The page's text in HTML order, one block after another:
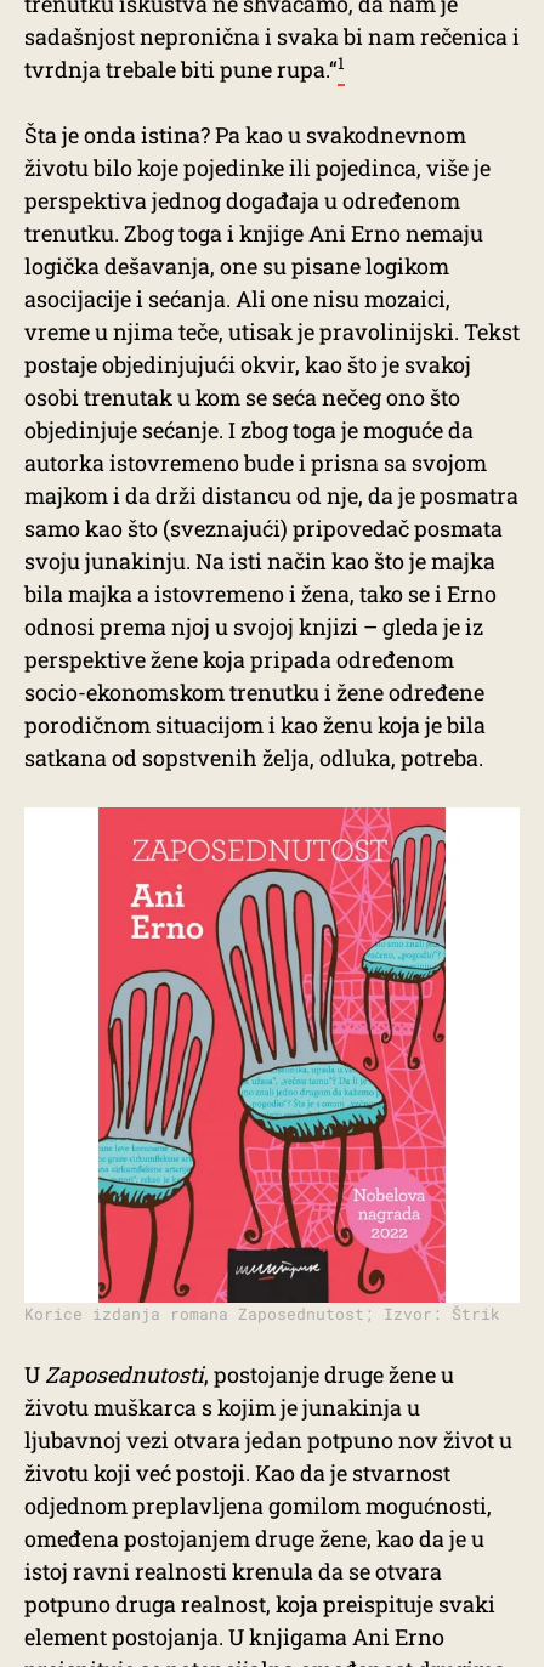
sadašnjost nepronična i svaka bi nam rečenica i
tvrdnja trebale biti pune rupa.“1
Šta je onda istina? Pa kao u svakodnevnom
životu bilo koje pojedinke ili pojedinca, više je
perspektiva jednog događaja u određenom
trenutku. Zbog toga i knjige Ani Erno nemaju
logička dešavanja, one su pisane logikom
asocijacije i sećanja. Ali one nisu mozaici,
vreme u njima teče, utisak je pravolinijski. Tekst
postaje objedinjujući okvir, kao što je svakoj
osobi trenutak u kom se seća nečeg ono što
objedinjuje sećanje. I zbog toga je moguće da
autorka istovremeno bude i prisna sa svojom
majkom i da drži distancu od nje, da je posmatra
samo kao što (sveznajući) pripovedač posmata
svoju junakinju. Na isti način kao što je majka
bila majka a istovremeno i žena, tako se i Erno
odnosi prema njoj u svojoj knjizi – gleda je iz
perspektive žene koja pripada određenom
socio-ekonomskom trenutku i žene određene
porodičnom situacijom i kao ženu koja je bila
satkana od sopstvenih želja, odluka, potreba.
Korice izdanja romana Zaposednutost; Izvor: Štrik
U Zaposednutosti, postojanje druge žene u
životu muškarca s kojim je junakinja u
ljubavnoj vezi otvara jedan potpuno nov život u
životu koji već postoji. Kao da je stvarnost
odjednom preplavljena gomilom mogućnosti,
omeđena postojanjem druge žene, kao da je u
istoj ravni realnosti krenula da se otvara
potpuno druga realnost, koja preispituje svaki
element postojanja. U knjigama Ani Erno